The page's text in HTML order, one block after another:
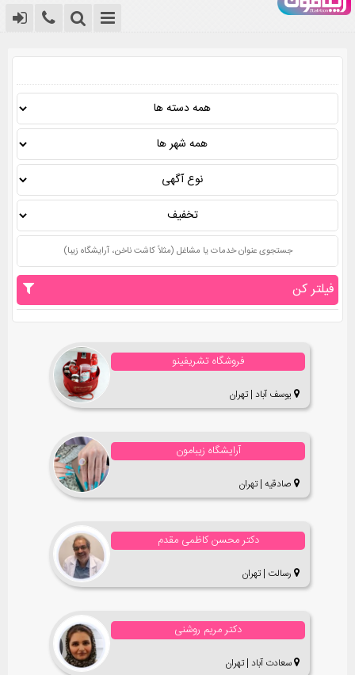
فیلتر کن
فروشگاه تشریفینو
یوسف آباد | تهران
آرایشگاه زیبامون
صادقیه | تهران
دکتر محسن کاظمی مقدم
رسالت | تهران
دکتر مریم روشنی
سعادت آباد | تهران